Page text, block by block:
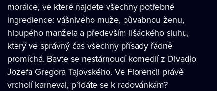
morálce, ve které najdete všechny potřebné
ingredience: vášnivého muže, půvabnou ženu,
hloupého manžela a především lišáckého sluhu,
který ve správný čas všechny přísady řádně
promíchá. Bavte se nestárnoucí komedií z Divadlo
Jozefa Gregora Tajovského. Ve Florencii právě
vrcholí karneval, přidáte se k radovánkám?